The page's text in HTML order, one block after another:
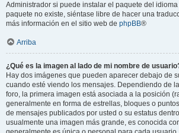
Administrador si puede instalar el paquete del idioma
paquete no existe, siéntase libre de hacer una
más información en el sitio web de phpBB®
Arriba
¿Qué es la imagen al lado de mi nombre de
Hay dos imágenes que pueden aparecer debajo de
cuando esté viendo los mensajes. Dependiendo de
foro, la primera imagen está asociada a la posición
generalmente en forma de estrellas, bloques o
de mensajes publicados por usted o su estatus
usualmente una imagen más grande, es conocida